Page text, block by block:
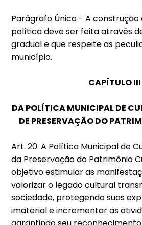
Parágrafo Único - A
política deve ser feita através
gradual e que respeite as
município.
CAPÍTULO III
DA POLÍTICA MUNICIPAL DE
DE PRESERVAÇÃO DO
Art. 20. A Política Municipal de
da Preservação do Patrimônio
objetivo estimular as
valorizar o legado cultural
sociedade, protegendo suas
imaterial e incrementar as